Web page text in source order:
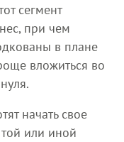
сегмент
при чем
в плане
вложиться во
начать свое
или иной